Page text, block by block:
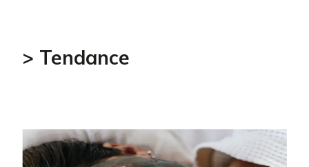
> Tendance